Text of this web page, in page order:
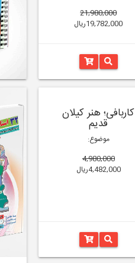
21,980,000
19,782,000ریال
کاربافی؛ هنر کیلان
قدیم
موضوع:
4,980,000
4,482,000ریال